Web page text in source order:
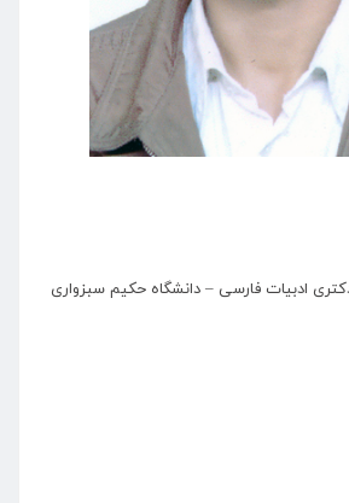
ادبیات فارسی – دانشگاه حکیم سبزواری